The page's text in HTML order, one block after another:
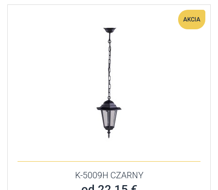
AKCIA
K-5009H CZARNY